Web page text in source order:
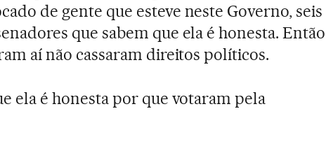
de gente que esteve neste Governo, seis
que sabem que ela é honesta. Então
aí não cassaram direitos políticos.
ela é honesta por que votaram pela